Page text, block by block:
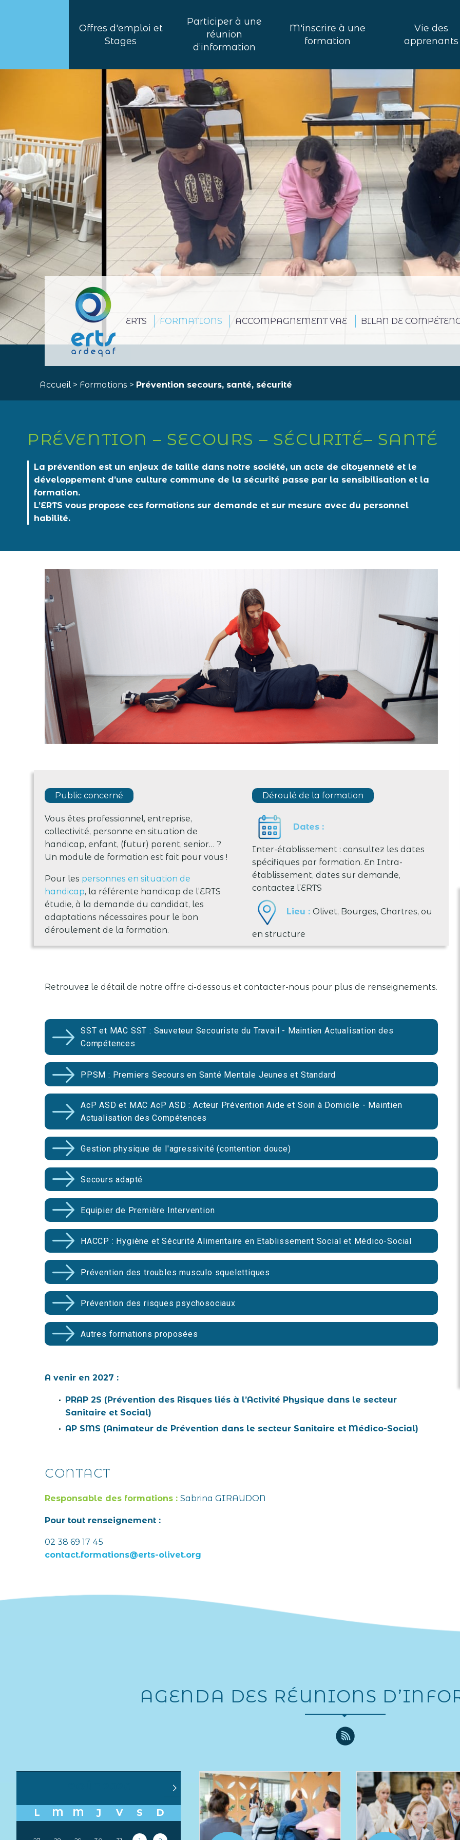
Offres d'emploi et
Stages
Participer à une
réunion
d’information
M'inscrire à une
formation
Vie des
apprenants
ERTS FORMATIONS ACCOMPAGNEMENT VAE BILAN DE
Accueil> Formations > Prévention secours, santé, sécurité
PRÉVENTION – SECOURS – SÉCURITÉ– SANTÉ
La prévention est un enjeux de taille dans notre société, un acte de citoyenneté et le
développement d’une culture commune de la sécurité passe par la sensibilisation et la
formation.
L’ERTS vous propose ces formations sur demande et sur mesure avec du personnel
habilité.
Public concerné
Vous êtes professionnel, entreprise,
collectivité, personne en situation de
handicap, enfant, (futur) parent, senior… ?
Un module de formation est fait pour vous !
Pour les personnes en situation de
handicap, la référente handicap de l’ERTS
étudie, à la demande du candidat, les
adaptations nécessaires pour le bon
déroulement de la formation.
Déroulé de la formation
Dates :
Inter-établissement : consultez les dates
spécifiques par formation. En Intra-
établissement, dates sur demande,
contactez l’ERTS
Lieu : Olivet, Bourges, Chartres, ou
en structure
Retrouvez le détail de notre offre ci-dessous et contacter-nous pour plus de renseignements.
SST et MAC SST : Sauveteur Secouriste du Travail - Maintien Actualisation des
Compétences
PPSM : Premiers Secours en Santé Mentale Jeunes et Standard
AcP ASD et MAC AcP ASD : Acteur Prévention Aide et Soin à Domicile - Maintien
Actualisation des Compétences
Gestion physique de l'agressivité (contention douce)
Secours adapté
Equipier de Première Intervention
HACCP : Hygiène et Sécurité Alimentaire en Etablissement Social et Médico-Social
Prévention des troubles musculo squelettiques
Prévention des risques psychosociaux
Autres formations proposées
A venir en 2027 :
PRAP 2S (Prévention des Risques liés à l’Activité Physique dans le secteur
Sanitaire et Social)
AP SMS (Animateur de Prévention dans le secteur Sanitaire et Médico-Social)
CONTACT
Responsable des formations : Sabrina GIRAUDON
Pour tout renseignement :
02 38 69 17 45
contact.formations@erts-olivet.org
Vous souhaitez vous renseigner sur les métiers du social
et du médico-social ainsi que sur les formations menant à
Vous souhaitez vous renseigner sur les métiers du social
et du médico-social ainsi que sur les formations menant à
AGENDA DES RÉUNIONS
L M M J V S D